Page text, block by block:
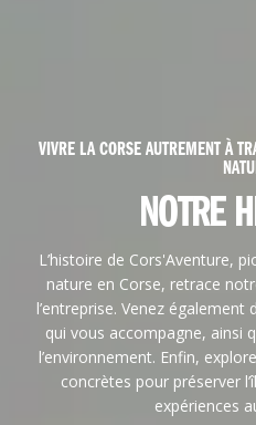
VIVRE LA CORSE AUTREMENT À
NOTRE
L’histoire de Cors'Aventure,
nature en Corse, retrace
l’entreprise. Venez également
qui vous accompagne, ainsi
l’environnement. Enfin,
concrètes pour préserver
expériences